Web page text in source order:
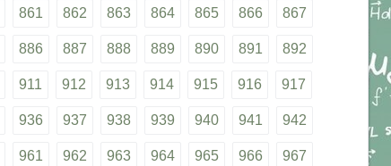
861 862 863 864 865 866 867
886 887 888 889 890 891 892
911 912 913 914 915 916 917
936 937 938 939 940 941 942
961 962 963 964 965 966 967